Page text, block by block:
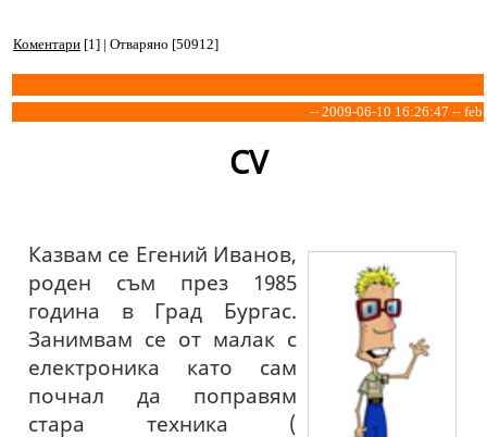
Коментари [1] | Отваряно [50912]
-- 2009-06-10 16:26:47 -- feb
CV
Казвам се Егений Иванов,
роден съм през 1985
година в Град Бургас.
Занимвам се от малак с
електроника като сам
почнал да поправям
стара техника (